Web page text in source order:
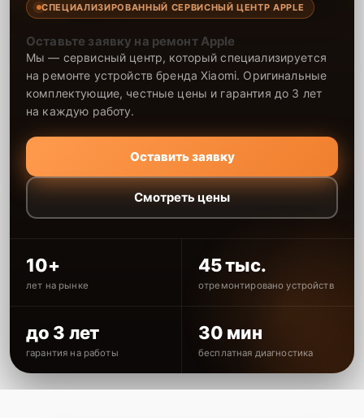
СПЕЦИАЛИЗИРОВАННЫЙ СЕРВИСНЫЙ ЦЕНТР APPLE
Оставьте заявку на ремонт Apple
Мы — сервисный центр, который специализируется
на ремонте устройств бренда Xiaomi. Оригинальные
комплектующие, честные цены и гарантия до 3 лет
на каждую работу.
Оставить заявку
Смотреть цены
10+
лет на рынке
45 тыс.
отремонтировано устройств
до 3 лет
гарантия на работы
30 мин
бесплатная диагностика